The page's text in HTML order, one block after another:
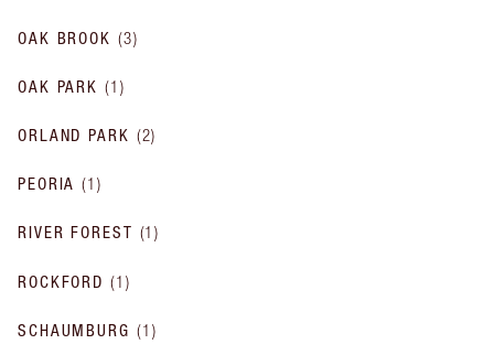
OAK BROOK (3)
OAK PARK (1 )
ORLAND PARK (2)
PEORIA (1)
RIVER FOREST (1)
ROCKFORD (1 )
SCHAUMBURG (1 )